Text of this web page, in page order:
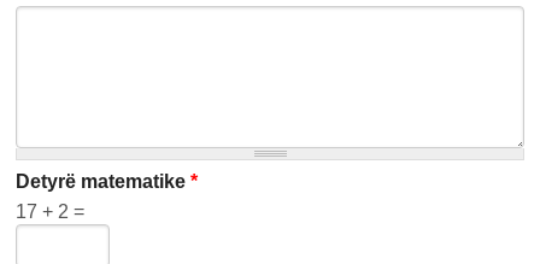
Detyrë matematike*
17 + 2 =